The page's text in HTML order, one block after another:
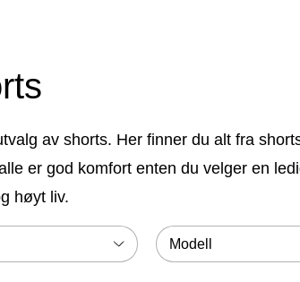
av shorts. Her finner du alt fra
er god komfort enten du velger en
høyt liv.
Modell